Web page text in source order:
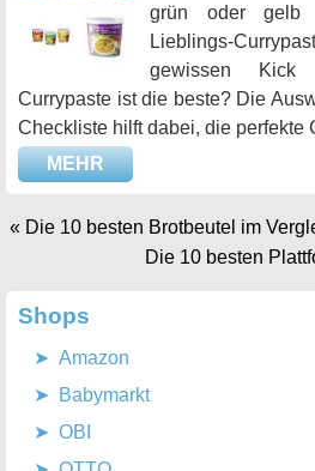
grün oder
Lieblings-
gewissen
Currypaste ist die beste? Die
Checkliste hilft dabei, die perfekte
MEHR
« Die 10 besten Brotbeutel im
Die 10 besten
Shops
Amazon
Babymarkt
OBI